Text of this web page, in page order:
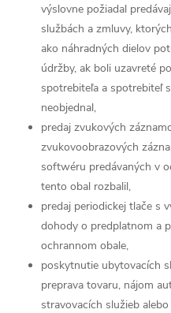
výslovne požiadal
službách a zmluvy,
ako náhradných dielov
údržby, ak boli uzavreté
spotrebiteľa a spotrebiteľ
neobjednal,
predaj zvukových
zvukovoobrazových
softwéru predávaných v
tento obal rozbalil,
predaj periodickej tlače s
dohody o predplatnom a
ochrannom obale,
poskytnutie ubytovacích
preprava tovaru, nájom
stravovacích služieb